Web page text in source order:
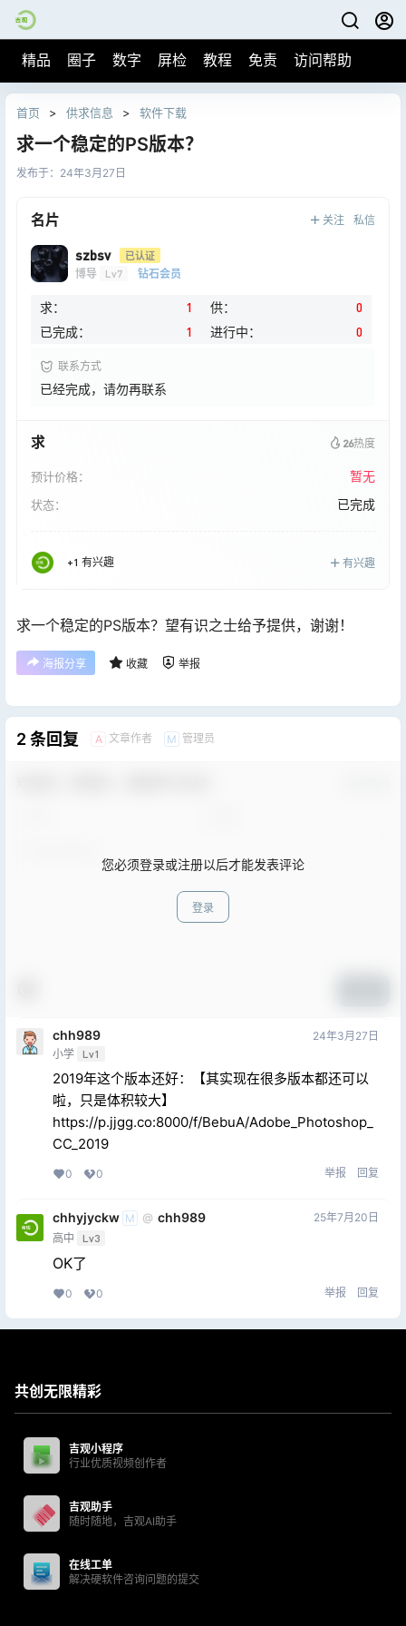
精品 圈子 数字 屏检 教程 免责 访问帮助
首页 > 供求信息 > 软件下载
求一个稳定的PS版本？
发布于： 24年3月27日
名片 关注 私信
szbsv 已认证
博导 Lv7 钻石会员
求： 1 供：
0
已完成：
1 进行中： 0
联系方式
已经完成，请勿再联系
求 26热度
预计价格： 暂无
状态： 已完成
+1 有兴趣 有兴趣
求一个稳定的PS版本？望有识之士给予提供，谢谢！
海报分享 收藏 举报
2 条回复 A 文章作者 M 管理员
您必须登录或注册以后才能发表评论
登录
chh989
小学 Lv1
24年3月27日
2019年这个版本还好：【其实现在很多版本都还可以
啦，只是体积较大】
https://p.jjgg.co:8000/f/BebuA/Adobe_Photoshop_
CC_2019
0 0 举报 回复
chhyjyckw M @ chh989
高中 Lv3
25年7月20日
OK了
0 0 举报 回复
共创无限精彩
吉观小程序
行业优质视频创作者
吉观助手
随时随地，吉观AI助手
在线工单
解决硬软件咨询问题的提交